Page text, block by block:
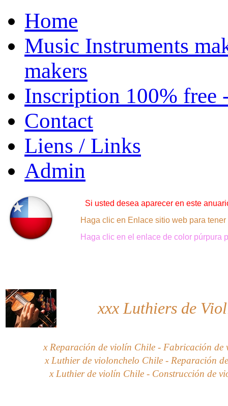
Home
Music Instruments
makers
Inscription 100% free
Contact
Liens / Links
Admin
Si usted desea aparecer en este
Haga clic en Enlace sitio web para
Haga clic en el enlace de color púrpura
xxx Luthiers de
x Reparación de violín Chile - Fabricación
x Luthier de violonchelo Chile - Reparación
x Luthier de violín Chile - Construcción de